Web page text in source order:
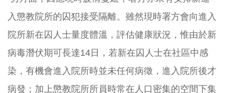
入懲教院所的囚犯接受隔離。雖然現時署方會向進入
院所新在囚人士量度體溫，評估健康狀況，惟由於新
病毒潛伏期可長達14日，若新在囚人士在社區中感
染，有機會進入院所時並未任何病徵，進入院所後才
病發；加上懲教院所所員時常在人口密集的空間下集